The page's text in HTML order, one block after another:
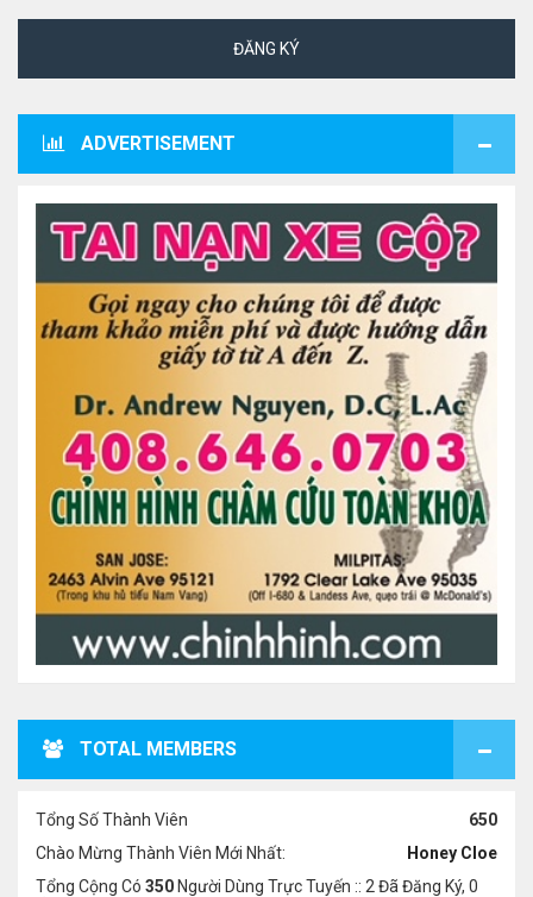
ĐĂNG KÝ
ADVERTISEMENT
TOTAL MEMBERS
Tổng Số Thành Viên
650
Chào Mừng Thành Viên Mới Nhất:
Honey Cloe
Tổng Cộng Có 350 Người Dùng Trực Tuyến :: 2 Đã Đăng Ký, 0